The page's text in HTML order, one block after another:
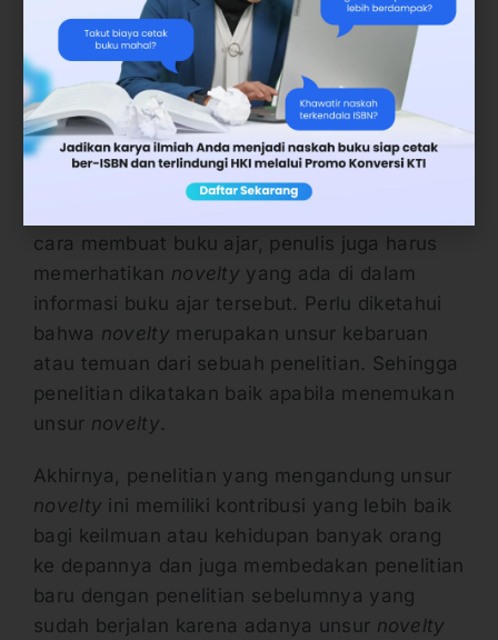
Kemudian, pastikan tulisan benar-benar
berasal dari referensi tersebut sehingga tidak
terdeteksi sebagai plagiasi dalam menulis.
3. Tambahkan Novelty
cara membuat buku ajar, penulis juga harus
memerhatikan novelty yang ada di dalam
informasi buku ajar tersebut. Perlu diketahui
bahwa novelty merupakan unsur kebaruan
atau temuan dari sebuah penelitian. Sehingga
penelitian dikatakan baik apabila menemukan
unsur novelty.
Akhirnya, penelitian yang mengandung unsur
novelty ini memiliki kontribusi yang lebih baik
bagi keilmuan atau kehidupan banyak orang
ke depannya dan juga membedakan penelitian
baru dengan penelitian sebelumnya yang
sudah berjalan karena adanya unsur novelty